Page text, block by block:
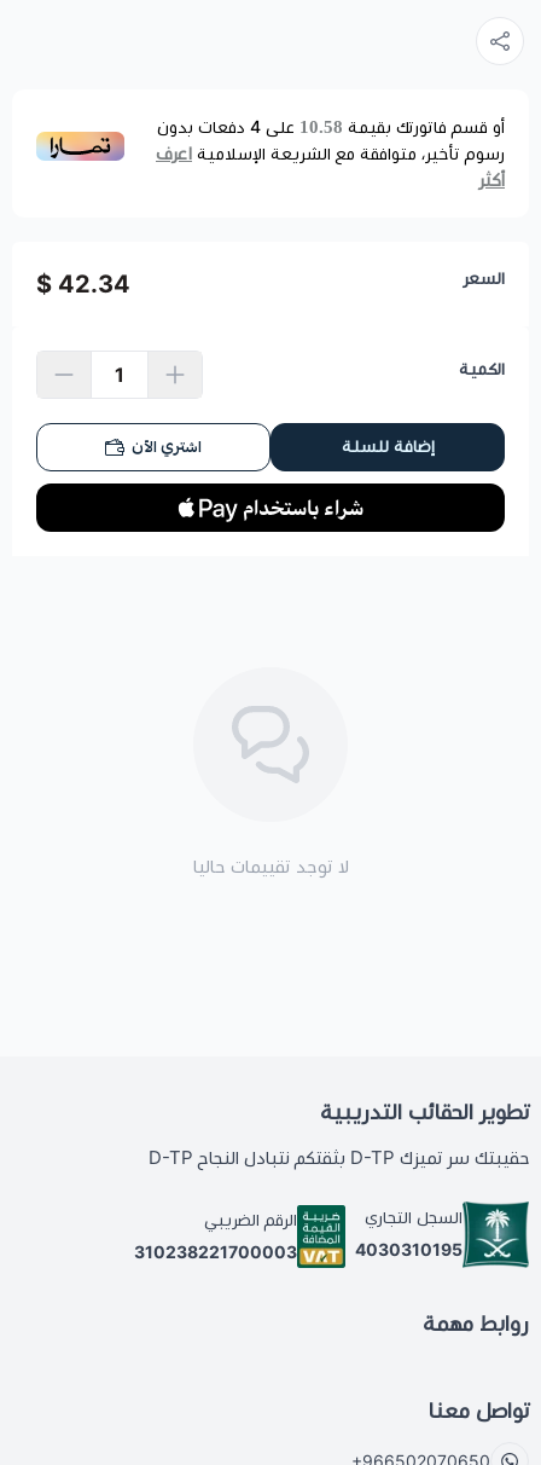
أو قسم فاتورتك بقيمة 10.58 على 4 دفعات بدون
رسوم تأخير، متوافقة مع الشريعة الإسلامية اعرف
أكثر
السعر 42.34 $
الكمية
إضافة للسلة اشتري الآن
لا توجد تقييمات حاليا
تطوير الحقائب التدريبية
حقيبتك سر تميزك D-TP بثقتكم نتبادل النجاح D-TP
السجل التجاري
4030310195
الرقم الضريبي
310238221700003
روابط مهمة
تواصل معنا
+966502070650